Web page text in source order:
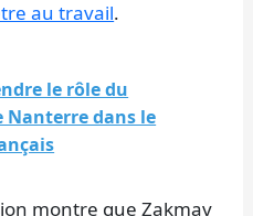
au travail.
le rôle du
dans le
montre que Zakmav